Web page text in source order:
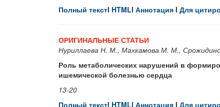
Полный текстI HTMLI Аннотация I Для
ОРИГИНАЛЬНЫЕ СТАТЬИ
Нуриллаева Н. М., Махкамова М. М.,
Роль метаболических нарушений в
ишемической болезнью сердца
13-20
Полный текстI HTMLI Аннотация I Для